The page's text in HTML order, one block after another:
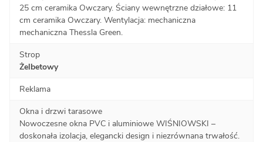
25 cm ceramika Owczary. Ściany wewnętrzne działowe: 11
cm ceramika Owczary. Wentylacja: mechaniczna
mechaniczna Thessla Green.
Strop
Żelbetowy
Reklama
Okna i drzwi tarasowe
Nowoczesne okna PVC i aluminiowe WIŚNIOWSKI –
doskonała izolacja, elegancki design i niezrównana trwałość.